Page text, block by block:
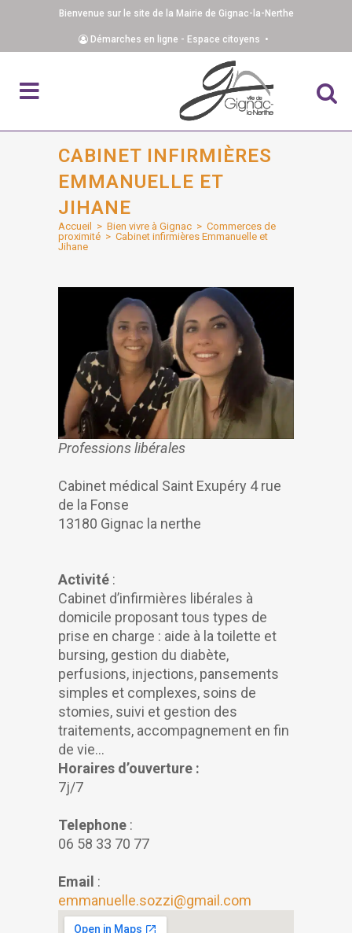
Bienvenue sur le site de la Mairie de Gignac-la-Nerthe
Démarches en ligne - Espace citoyens •
CABINET INFIRMIÈRES
EMMANUELLE ET
JIHANE
Accueil > Bien vivre à Gignac > Commerces de
proximité > Cabinet infirmières Emmanuelle et
Jihane
Professions libérales
Cabinet médical Saint Exupéry 4 rue
de la Fonse
13180 Gignac la nerthe
Activité :
Cabinet d’infirmières libérales à
domicile proposant tous types de
prise en charge : aide à la toilette et
bursing, gestion du diabète,
perfusions, injections, pansements
simples et complexes, soins de
stomies, suivi et gestion des
traitements, accompagnement en fin
de vie…
Horaires d’ouverture :
7j/7
Telephone :
06 58 33 70 77
Email :
emmanuelle.sozzi@gmail.com